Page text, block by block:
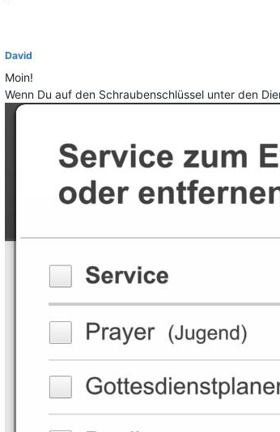
David
Moin!
Wenn Du auf den Schraubenschlüssel unter den